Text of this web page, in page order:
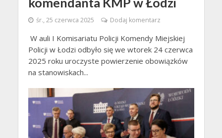
śr., 25 czerwca 2025 Dodaj komentarz
W auli I Komisariatu Policji Komendy Miejskiej
Policji w Łodzi odbyło się we wtorek 24 czerwca
2025 roku uroczyste powierzenie obowiązków
na stanowiskach...